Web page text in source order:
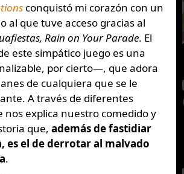
conquistó mi corazón con un
al que tuve acceso gracias al
Rain on Your Parade. El
este simpático juego es una
por cierto—, que adora
de cualquiera que se le
A través de diferentes
nos explica nuestro comedido y
que, además de fastidiar
es el de derrotar al malvado
.